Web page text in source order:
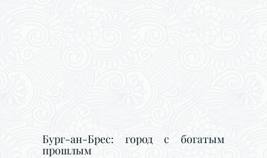
Бург-ан-Брес: город с богатым
прошлым